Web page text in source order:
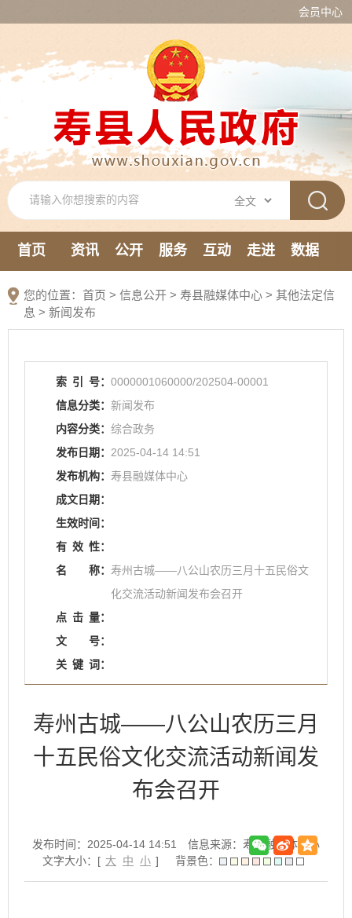
会员中心
首页 资讯 公开 服务 互动 走进
数据
您的位置： 首页 > 信息公开 > 寿县融媒体中心 > 其他法定信
息 > 新闻发布
索 引 号： 0000001060000/202504-00001
信息分类： 新闻发布
内容分类： 综合政务
发布日期： 2025-04-14 14:51
发布机构： 寿县融媒体中心
成文日期：
生效时间：
有 效 性：
名
称： 寿州古城——八公山农历三月十五民俗文
化交流活动新闻发布会召开
点 击 量：
文
号：
关 键 词：
寿州古城——八公山农历三月
十五民俗文化交流活动新闻发
布会召开
发布时间：2025-04-14 14:51
信息来源：寿县融媒体中心
文字大小：[ 大 中 小 ] 背景色：